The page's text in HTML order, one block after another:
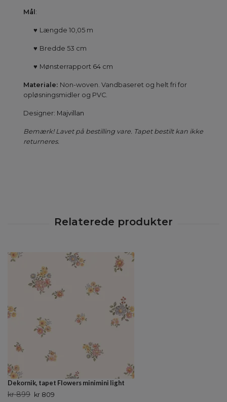
Mål :
♥ Længde 10,05 m
♥ Bredde 53 cm
♥ Mønsterrapport 64 cm
Materiale: Non-woven. Vandbaseret og helt fri for
opløsningsmidler og PVC.
Designer: Majvillan
Bemærk! Lavet på bestilling vare. Tapet bestilt kan ikke
returneres.
Dekornik, tapet Flowers minimini light
kr 899 kr 809